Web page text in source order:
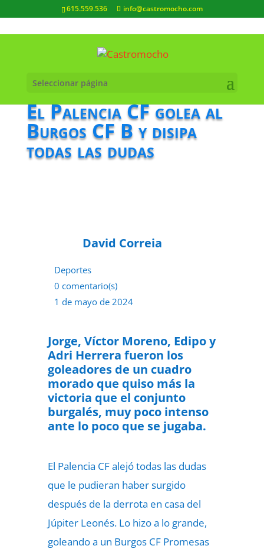
615.559.536 info@castromocho.com
Seleccionar página
El Palencia CF golea al
Burgos CF B y disipa
todas las dudas
David Correia
Deportes
0 comentario(s)
1 de mayo de 2024
Jorge, Víctor Moreno, Edipo y
Adri Herrera fueron los
goleadores de un cuadro
morado que quiso más la
victoria que el conjunto
burgalés, muy poco intenso
ante lo poco que se jugaba.
El Palencia CF alejó todas las dudas
que le pudieran haber surgido
después de la derrota en casa del
Júpiter Leonés. Lo hizo a lo grande,
goleando a un Burgos CF Promesas